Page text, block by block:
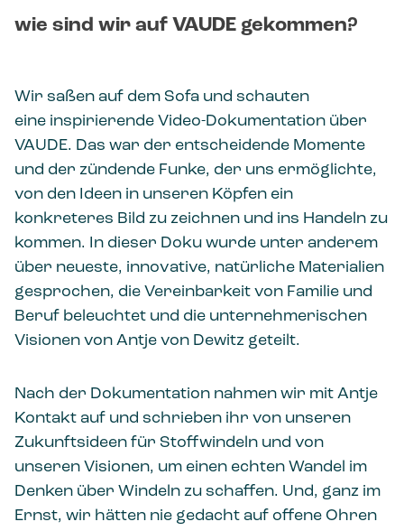
wie sind wir auf VAUDE gekommen?
Wir saßen auf dem Sofa und schauten
eine inspirierende Video-Dokumentation über
VAUDE. Das war der entscheidende Momente
und der zündende Funke, der uns ermöglichte,
von den Ideen in unseren Köpfen ein
konkreteres Bild zu zeichnen und ins Handeln zu
kommen. In dieser Doku wurde unter anderem
über neueste, innovative, natürliche Materialien
gesprochen, die Vereinbarkeit von Familie und
Beruf beleuchtet und die unternehmerischen
Visionen von Antje von Dewitz geteilt.
Nach der Dokumentation nahmen wir mit Antje
Kontakt auf und schrieben ihr von unseren
Zukunftsideen für Stoffwindeln und von
unseren Visionen, um einen echten Wandel im
Denken über Windeln zu schaffen. Und, ganz im
Ernst, wir hätten nie gedacht auf offene Ohren